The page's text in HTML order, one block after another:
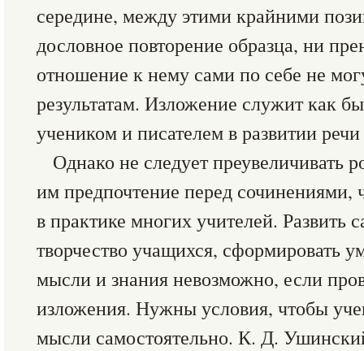
середине, между этими крайними
дословное повторение образца, ни
отношение к нему сами по себе не
результатам. Изложение служит как
учеником и писателем в развитии
Однако не следует преувеличивать
им предпочтение перед сочинениями,
в практике многих учителей. Развить
творчество учащихся, сформировать
мысли и знания невозможно, если
изложения. Нужны условия, чтобы
мысли самостоятельно. К. Д.